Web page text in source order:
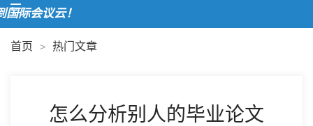
首页 > 热门文章
怎么分析别人的毕业论文